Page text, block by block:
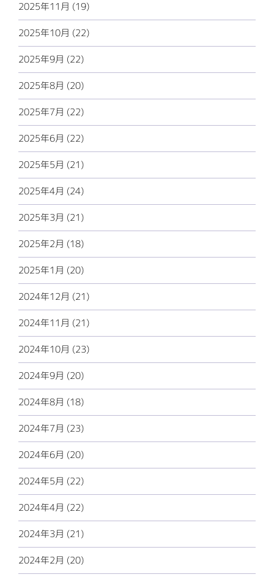
2025年11月 (19)
2025年10月 (22)
2025年9月 (22)
2025年8月 (20)
2025年7月 (22)
2025年6月 (22)
2025年5月 (21)
2025年4月 (24)
2025年3月 (21)
2025年2月 (18)
2025年1月 (20)
2024年12月 (21)
2024年11月 (21)
2024年10月 (23)
2024年9月 (20)
2024年8月 (18)
2024年7月 (23)
2024年6月 (20)
2024年5月 (22)
2024年4月 (22)
2024年3月 (21)
2024年2月 (20)